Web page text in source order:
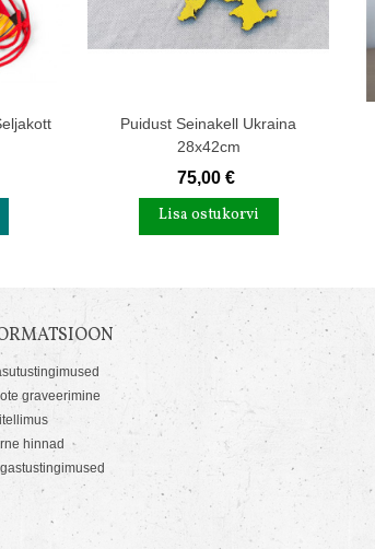
Puidust Seinakell Ukraina
28x42cm
75,00 €
Lisa ostukorvi
graveerimine
hinnad